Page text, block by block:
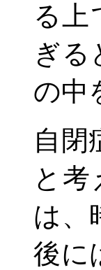
る上
ぎる
の中
自閉
と
は、
後に